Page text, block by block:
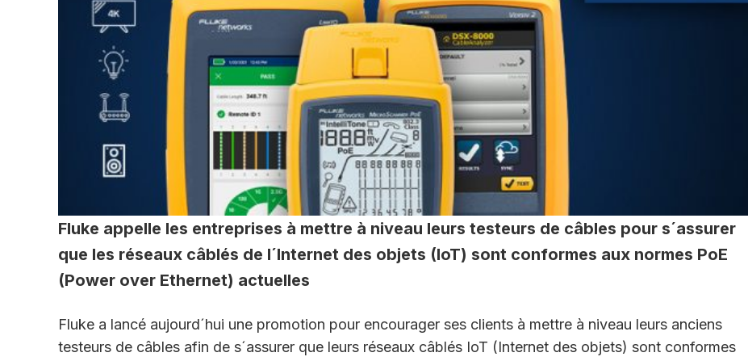
Fluke appelle les entreprises à mettre à niveau leurs testeurs de câbles pour s´assurer
que les réseaux câblés de l´Internet des objets (IoT) sont conformes aux normes PoE
(Power over Ethernet) actuelles
Fluke a lancé aujourd´hui une promotion pour encourager ses clients à mettre à niveau leurs anciens
testeurs de câbles afin de s´assurer que leurs réseaux câblés IoT (Internet des objets) sont conformes